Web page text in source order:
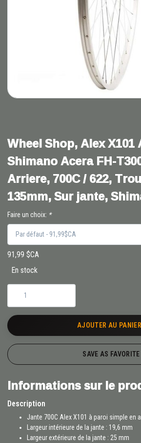
Wheel Shop, Alex
Shimano Acera FH-
Arriere, 700C / 622,
135mm, Sur jante,
Faire un choix: *
91,99 $CA
En stock
AJOUTER AU PANIER
SAVE AS FAVORITE
Informations sur le
Description
Jante 700C Alex X101 à paroi simple en
Largeur intérieure de la jante : 19,6 mm
Largeur extérieure de la jante : 25 mm